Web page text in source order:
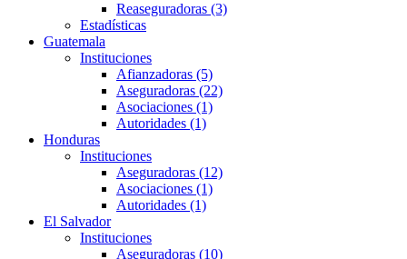
Reaseguradoras (3)
Estadísticas
Guatemala
Instituciones
Afianzadoras (5)
Aseguradoras (22)
Asociaciones (1)
Autoridades (1)
Honduras
Instituciones
Aseguradoras (12)
Asociaciones (1)
Autoridades (1)
El Salvador
Instituciones
Aseguradoras (10)